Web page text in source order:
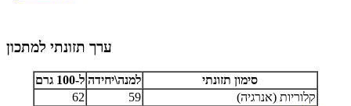
ערך תזונתי למתכון
סימון תזונתי למנה\יחידה ל-100 גרם
קלוריות (אנרגיה)
59
62